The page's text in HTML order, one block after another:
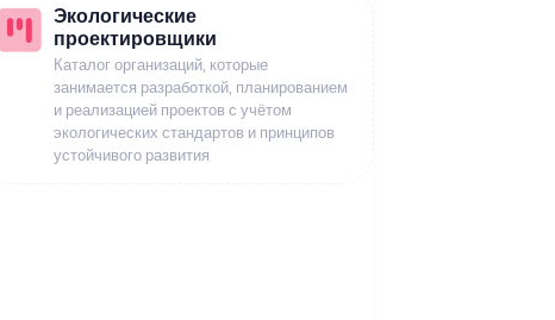
Экологические
проектировщики
Каталог организаций, которые
занимается разработкой, планированием
и реализацией проектов с учётом
экологических стандартов и принципов
устойчивого развития